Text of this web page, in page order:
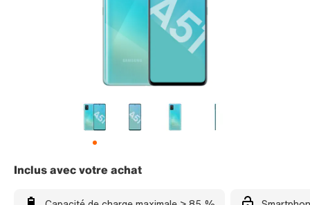
Inclus avec votre achat